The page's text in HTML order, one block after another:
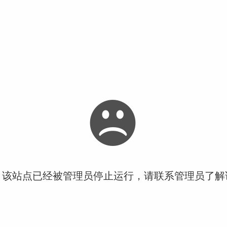
站点已经被管理员停止运行，请联系管理员了